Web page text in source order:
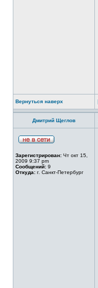
Вернуться наверх
Дмитрий Щеглов
Зарегистрирован: Чт окт 15,
2009 9:37 pm
Сообщений: 9
Откуда: г. Санкт-Петербург